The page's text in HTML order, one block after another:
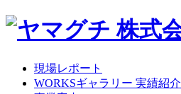
現場レポート
WORKSギャラリー 実績紹介